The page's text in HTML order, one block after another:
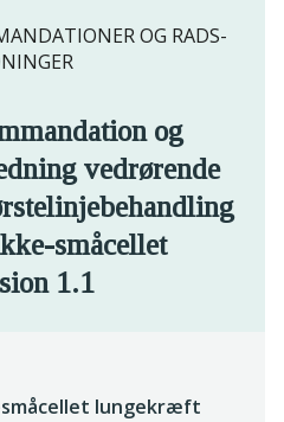
OG RADS-
og
vedrørende
småcellet
1.1
lungekræft